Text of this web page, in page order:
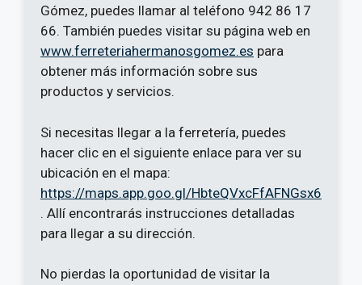
Gómez, puedes llamar al teléfono 942 86 17
66. También puedes visitar su página web en
www.ferreteriahermanosgomez.es para
obtener más información sobre sus
productos y servicios.
Si necesitas llegar a la ferretería, puedes
hacer clic en el siguiente enlace para ver su
ubicación en el mapa:
https://maps.app.goo.gl/HbteQVxcFfAFNGsx6
. Allí encontrarás instrucciones detalladas
para llegar a su dirección.
No pierdas la oportunidad de visitar la